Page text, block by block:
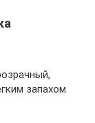
запахом